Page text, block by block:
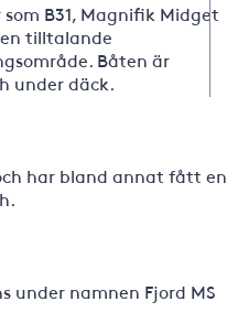
B31, Magnifik Midget
tilltalande
Båten är
under däck.
har bland annat fått en
namnen Fjord MS